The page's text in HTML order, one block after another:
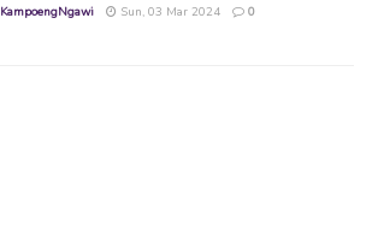
KampoengNgawi Sun, 03 Mar 2024 0